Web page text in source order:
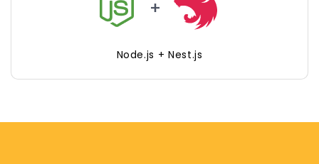
Node.js + Nest.js